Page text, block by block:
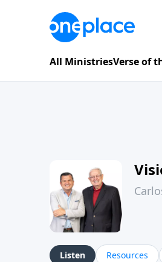
All MinistriesVerse of
Listen Resources